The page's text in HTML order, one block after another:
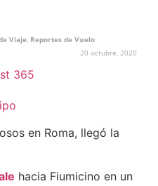
Viaje, Reportes de Vuelo
20 octubre, 2020
en Roma, llegó la
hacia Fiumicino en un